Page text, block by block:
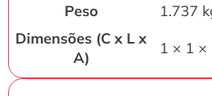
Peso
1.737
Dimensões (C x L x
A)
1 × 1 ×